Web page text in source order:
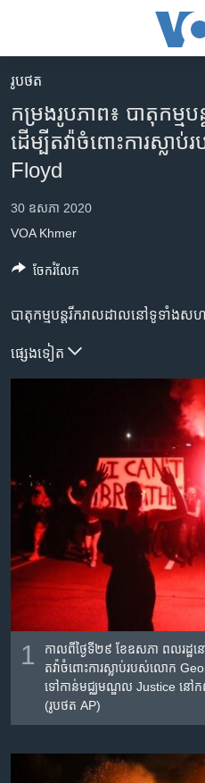
គេហទំព័រ​
រំលង​
និង​
ចូល​
ទំព័រ​
ព័ត៌មាន​​
ម្តង
និង​
ទៅ​
ទំព័រ​
ចូល​
ទំព័រ​
ស្វែង​
កម្ពុជា
អន្តរជាតិ
អាមេរិក
ទូរទស្សន៍ / វីដេអូ​
វិទ្យុ / ផតខាសថ៍
កម្មវិធីទាំងអស់
បណ្តាញ​សង្គម
ភាសា
រូបថត
កម្រង​រូបភាព៖ បាតុកម្ម​ប
ដើម្បី​តវ៉ា​ចំពោះ​ការ​ស្ល
Floyd
30 ឧសភា 2020
VOA Khmer
ផ្សេង​ទៀត
1 កាលពីថ្ងៃទី២៩ ខែឧសភា ពលរដ្ឋន
តវ៉ា​ចំពោះ​ការ​ស្លាប់​របស់​លោក
ទៅ​កាន់​មជ្ឈមណ្ឌលJusticeនៅ​ក
(រូបថត AP)
ចែករំលែក